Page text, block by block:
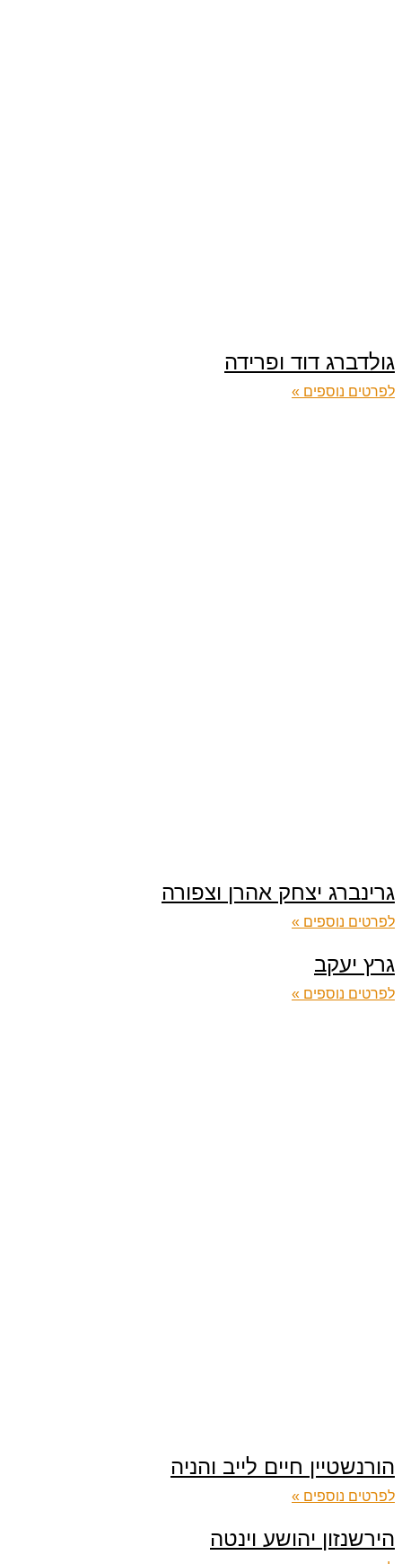
גולדברג דוד ופרידה
לפרטים נוספים »
גרינברג יצחק אהרן וצפורה
לפרטים נוספים »
גרץ יעקב
לפרטים נוספים »
הורנשטיין חיים לייב והניה
לפרטים נוספים »
הירשנזון יהושע וינטה